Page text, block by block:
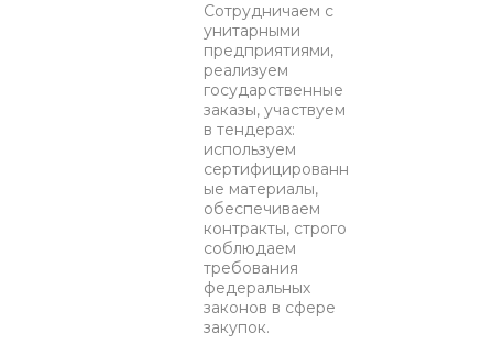
Сотрудничаем с
унитарными
предприятиями,
реализуем
государственные
заказы, участвуем
в тендерах:
используем
сертифицированн
ые материалы,
обеспечиваем
контракты, строго
соблюдаем
требования
федеральных
законов в сфере
закупок.